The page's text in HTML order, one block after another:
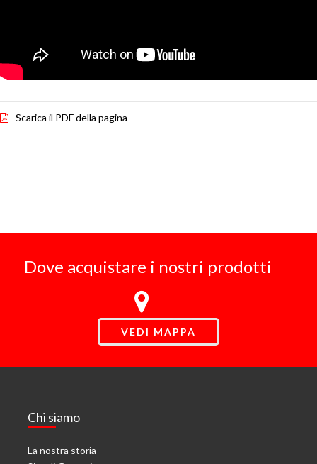
Scarica il PDF della pagina
Dove acquistare i nostri prodotti
VEDI MAPPA
Chi siamo
La nostra storia